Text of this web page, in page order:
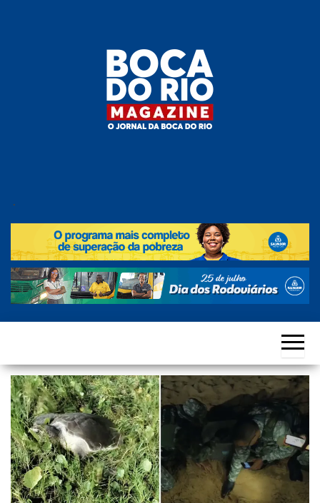
Magazine
do Rio
e
região!
.